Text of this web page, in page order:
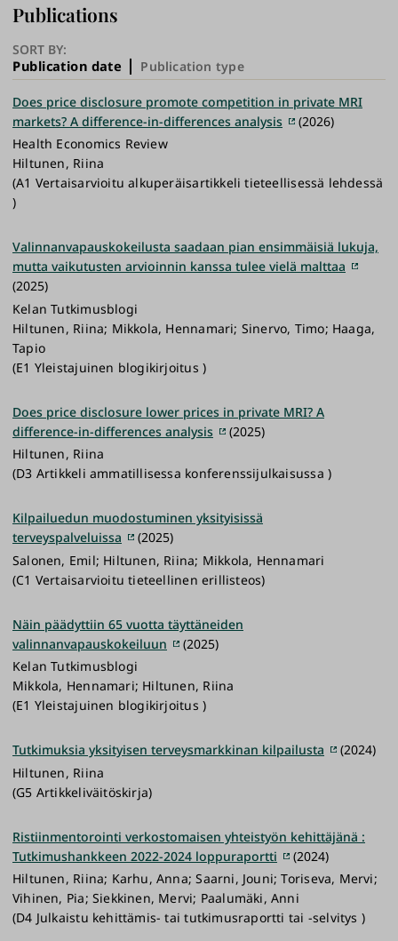
Publications
SORT BY:
Publication date Publication type
Does price disclosure promote competition in private MRI
markets? A difference-in-differences analysis
(2026)
Health Economics Review
Hiltunen, Riina
(A1 Vertaisarvioitu alkuperäisartikkeli tieteellisessä lehdessä
)
Valinnanvapauskokeilusta saadaan pian ensimmäisiä lukuja,
mutta vaikutusten arvioinnin kanssa tulee vielä malttaa
(2025)
Kelan Tutkimusblogi
Hiltunen, Riina; Mikkola, Hennamari; Sinervo, Timo; Haaga,
Tapio
(E1 Yleistajuinen blogikirjoitus )
Does price disclosure lower prices in private MRI? A
difference-in-differences analysis
(2025)
Hiltunen, Riina
(D3 Artikkeli ammatillisessa konferenssijulkaisussa )
Kilpailuedun muodostuminen yksityisissä
terveyspalveluissa
(2025)
Salonen, Emil; Hiltunen, Riina; Mikkola, Hennamari
(C1 Vertaisarvioitu tieteellinen erillisteos)
Näin päädyttiin 65 vuotta täyttäneiden
valinnanvapauskokeiluun
(2025)
Kelan Tutkimusblogi
Mikkola, Hennamari; Hiltunen, Riina
(E1 Yleistajuinen blogikirjoitus )
Tutkimuksia yksityisen terveysmarkkinan kilpailusta
(2024)
Hiltunen, Riina
(G5 Artikkeliväitöskirja)
Ristiinmentorointi verkostomaisen yhteistyön kehittäjänä :
Tutkimushankkeen 2022-2024 loppuraportti
(2024)
Hiltunen, Riina; Karhu, Anna; Saarni, Jouni; Toriseva, Mervi;
Vihinen, Pia; Siekkinen, Mervi; Paalumäki, Anni
(D4 Julkaistu kehittämis- tai tutkimusraportti tai -selvitys )